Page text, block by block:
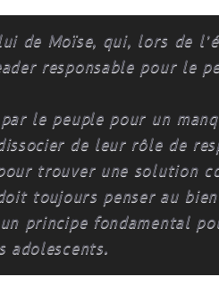
de Moïse, qui, lors de
responsable pour le
le peuple pour un
de leur rôle de
trouver une solution
toujours penser au
principe fondamental
adolescents.